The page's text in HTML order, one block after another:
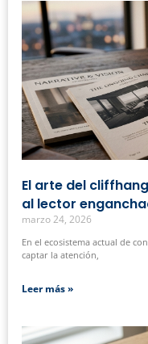
El arte del
al lector
marzo 24, 2026
En el ecosistema actual de
captar la atención,
Leer más »